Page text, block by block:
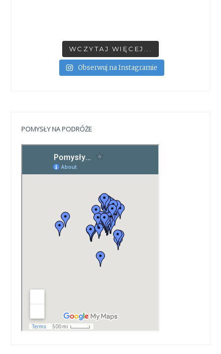
WCZYTAJ WIĘCEJ...
Obserwuj na Instagramie
POMYSŁY NA PODRÓŻE